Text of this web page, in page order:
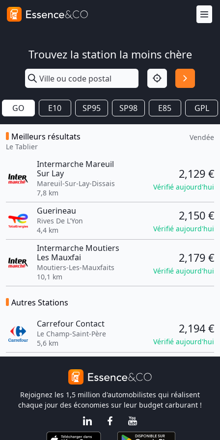
Trouvez la station la moins chère
GO E10 SP95 SP98 E85 GPL
Meilleurs résultats
Le Tablier
Vendée
Intermarche Mareuil
Sur Lay
Mareuil-Sur-Lay-Dissais
7,8 km
2,129 €
Vérifié aujourd'hui
Guerineau
Rives De L'Yon
4,4 km
2,150 €
Vérifié aujourd'hui
Intermarche Moutiers
Les Mauxfai
Moutiers-Les-Mauxfaits
10,1 km
2,179 €
Vérifié aujourd'hui
Autres Stations
Carrefour Contact
Le Champ-Saint-Père
5,6 km
2,194 €
Vérifié aujourd'hui
Rejoignez les 1,5 million d'automobilistes qui réalisent
chaque jour des économies sur leur budget carburant !